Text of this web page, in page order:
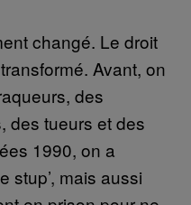
changé. Le droit
Avant, on
des
des tueurs et des
1990, on a
stup’, mais aussi